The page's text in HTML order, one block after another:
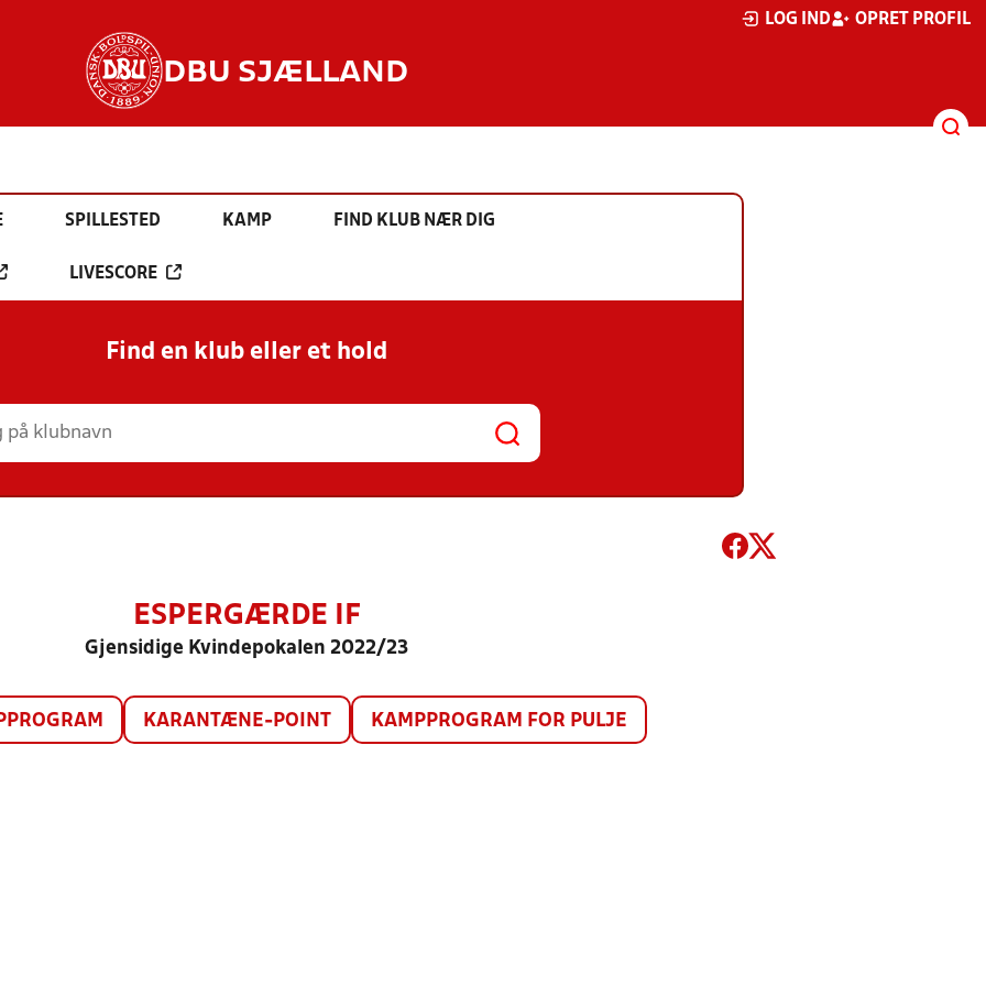
LOG IND OPRET PROFIL
DBU SJÆLLAND
SPILLESTED KAMP FIND KLUB NÆR DIG
LIVESCORE
Find en klub eller et hold
ESPERGÆRDE IF
Gjensidige Kvindepokalen 2022/23
KARANTÆNE-POINT KAMPPROGRAM FOR PULJE